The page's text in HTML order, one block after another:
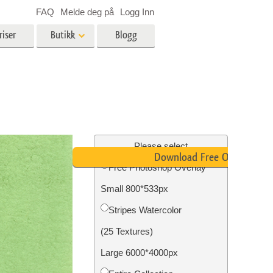
Foto restaurering
Butikk Blogg
FAQ Melde deg på Logg Inn
Please select
Free Photoshop Overlay
Small 800*533px
Stripes Watercolor
(25 Textures)
Large 6000*4000px
Download Free Overlay